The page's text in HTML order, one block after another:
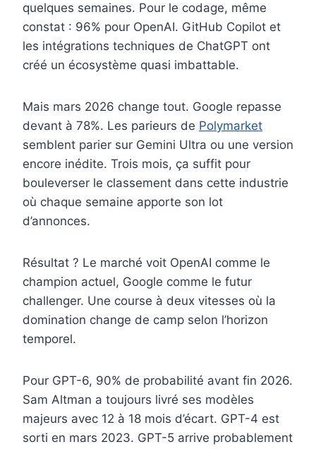
quelques semaines. Pour le codage, même
constat : 96% pour OpenAI. GitHub Copilot et
les intégrations techniques de ChatGPT ont
créé un écosystème quasi imbattable.
Mais mars 2026 change tout. Google repasse
devant à 78%. Les parieurs de Polymarket
semblent parier sur Gemini Ultra ou une version
encore inédite. Trois mois, ça suffit pour
bouleverser le classement dans cette industrie
où chaque semaine apporte son lot
d’annonces.
Résultat ? Le marché voit OpenAI comme le
champion actuel, Google comme le futur
challenger. Une course à deux vitesses où la
domination change de camp selon l’horizon
temporel.
Pour GPT-6, 90% de probabilité avant fin 2026.
Sam Altman a toujours livré ses modèles
majeurs avec 12 à 18 mois d’écart. GPT-4 est
sorti en mars 2023. GPT-5 arrive probablement